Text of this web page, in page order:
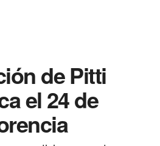
de Pitti
el 24 de